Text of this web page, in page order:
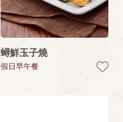
蟳鮮玉子燒
假日早午餐